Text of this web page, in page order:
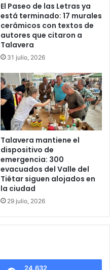
El Paseo de las Letras ya
está terminado: 17 murales
cerámicos con textos de
autores que citaron a
Talavera
31 julio, 2026
Talavera mantiene el
dispositivo de
emergencia: 300
evacuados del Valle del
Tiétar siguen alojados en
la ciudad
29 julio, 2026
24.632